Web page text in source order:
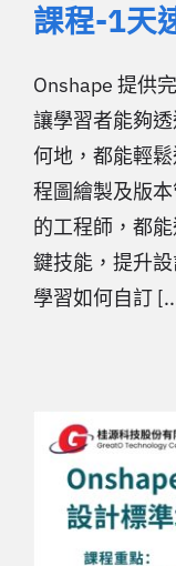
課程-1天
Onshape 提供
讓學習者能夠
何地，都能輕
程圖繪製及版
的工程師，都
鍵技能，提升
學習如何自訂